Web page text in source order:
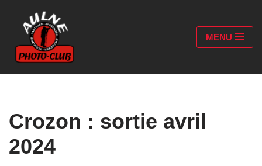
Aller
au
contenu
MENU
Crozon : sortie avril
2024